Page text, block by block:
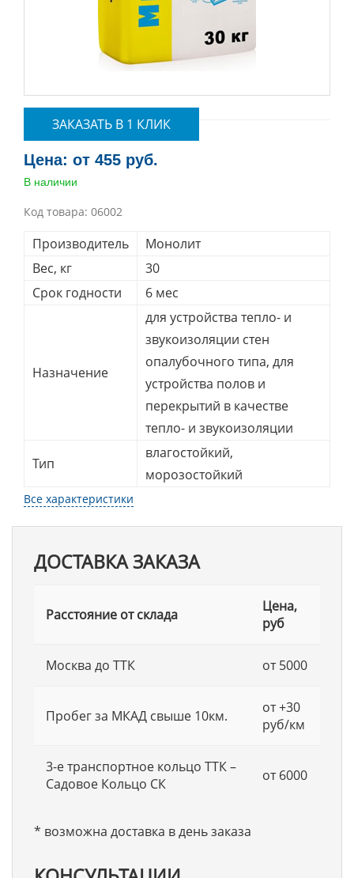
ЗАКАЗАТЬ В 1 КЛИК
Цена: от 455 руб.
В наличии
Код товара: 06002
Производитель
Монолит
Вес, кг
30
Срок годности
6 мес
Назначение
для устройства тепло- и
звукоизоляции стен
опалубочного типа, для
устройства полов и
перекрытий в качестве
тепло- и звукоизоляции
Тип
влагостойкий,
морозостойкий
Все характеристики
ДОСТАВКА ЗАКАЗА
Расстояние от склада
Цена,
руб
Москва до ТТК от 5000
Пробег за МКАД свыше 10км.
от +30
руб/км
3-е транспортное кольцо ТТК –
Садовое Кольцо СК
от 6000
* возможна доставка в день заказа